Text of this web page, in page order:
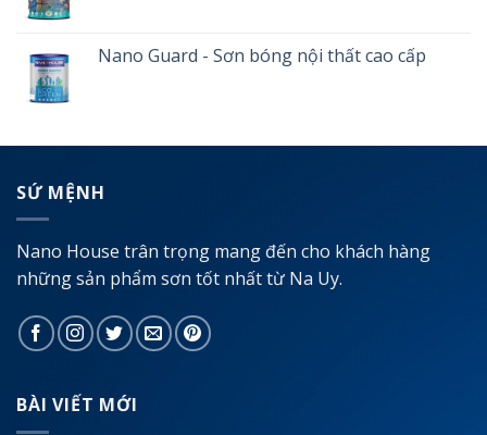
Nano Guard - Sơn bóng nội thất cao cấp
SỨ MỆNH
Nano House trân trọng mang đến cho khách hàng
những sản phẩm sơn tốt nhất từ Na Uy.
BÀI VIẾT MỚI